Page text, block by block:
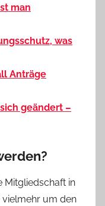
man
was
Anträge
geändert –
Mitgliedschaft in
vielmehr um den